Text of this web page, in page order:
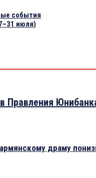
события
июля)
Правления
драму